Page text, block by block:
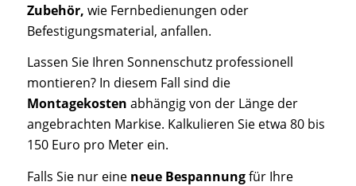
Zubehör, wie Fernbedienungen oder
Befestigungsmaterial, anfallen.
Lassen Sie Ihren Sonnenschutz professionell
montieren? In diesem Fall sind die
Montagekosten abhängig von der Länge der
angebrachten Markise. Kalkulieren Sie etwa 80 bis
150 Euro pro Meter ein.
Falls Sie nur eine neue Bespannungfür Ihre